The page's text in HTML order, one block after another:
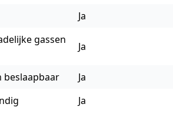
Ja
gassen
Ja
beslaapbaar
Ja
Ja